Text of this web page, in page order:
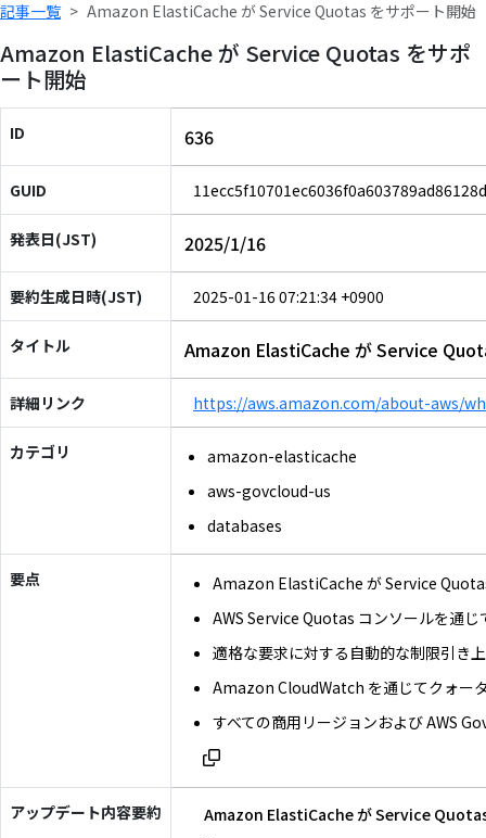
記事一覧 Amazon ElastiCache が Service Quotas をサポート開始
Amazon ElastiCache が Service Quotas をサポ
ート開始
ID 636
GUID
発表日(JST) 2025/1/16
要約生成日時(JST) 2025-01-16 07:21:34 +0900
タイトル Amazon ElastiCache が Service
詳細リンク https://aws.amazon.com/about-aws/
カテゴリ
amazon-elasticache
aws-govcloud-us
databases
要点
Amazon ElastiCache が Service
AWS Service Quotas コンソールを通
適格な要求に対する自動的な制限引き
Amazon CloudWatch を通じてクォー
すべての商用リージョンおよび AWS
アップデート内容要約 Amazon ElastiCache が Service Quotas